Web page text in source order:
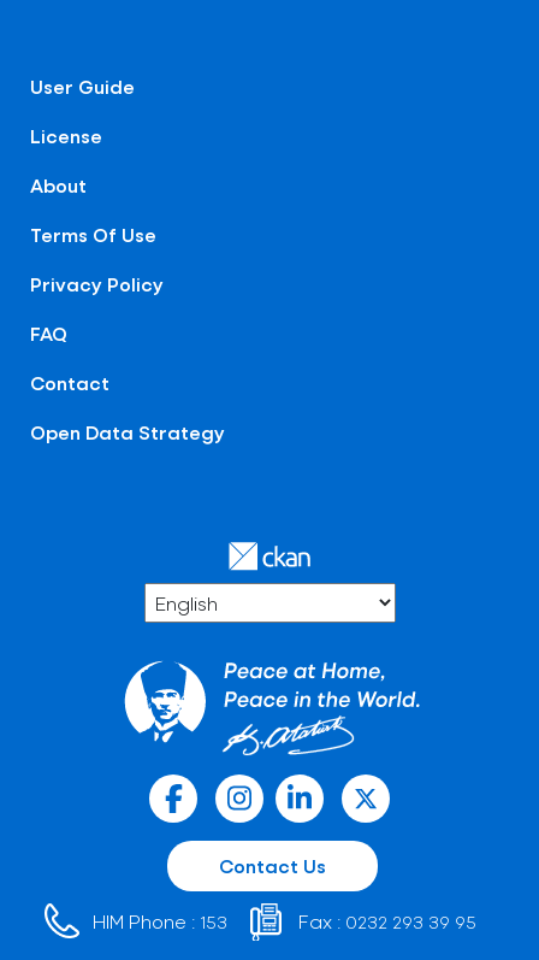
User Guide
License
About
Terms Of Use
Privacy Policy
FAQ
Contact
Open Data Strategy
Contact Us
HIM Phone : 153 Fax : 0232 293 39 95